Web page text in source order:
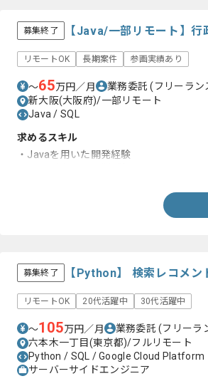
募集終了 【Java/一部リモート】
リモートOK 長期案件 参画実績あり
〜65万円／月 業務委託(フリーラン
新大阪(大阪府)/一部リモート
Java / SQL
求めるスキル
・Javaを用いた開発経験
募集終了 【Python】 検索レコメ
リモートOK 20代活躍中 30代活躍中
〜105万円／月 業務委託(フリーラ
六本木一丁目(東京都)/フルリモート
Python / SQL / Google Cloud Platform
サーバーサイドエンジニア